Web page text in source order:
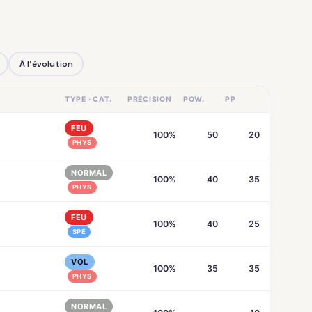
À l'évolution
TYPE · CAT. PRÉCISION POW. PP
FEU
PHYS
100% 50 20
NORMAL
PHYS
100% 40 35
FEU
SPÉ
100% 40 25
VOL
PHYS
100% 35 35
NORMAL